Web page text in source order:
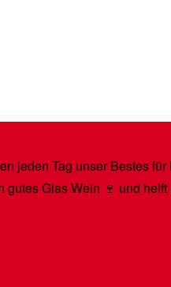
jeden Tag unser Bestes
Glas Wein 🍷 und